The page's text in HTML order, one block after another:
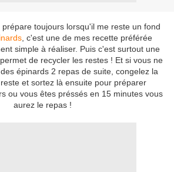
toujours lorsqu'il me reste un fond
, c'est une de mes recette préférée
simple à réaliser. Puis c'est surtout une
de recycler les restes ! Et si vous ne
épinards 2 repas de suite, congelez la
et sortez là ensuite pour préparer
ou vous êtes préssés en 15 minutes vous
aurez le repas !